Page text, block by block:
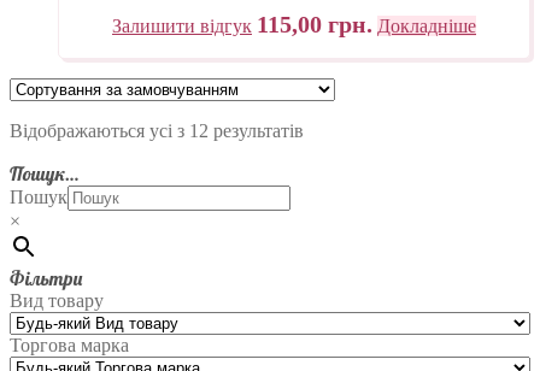
Залишити відгук 115,00 грн. Докладніше
Відображаються усі з 12 результатів
Пошук…
Пошук
×
Фільтри
Вид товару
Торгова марка